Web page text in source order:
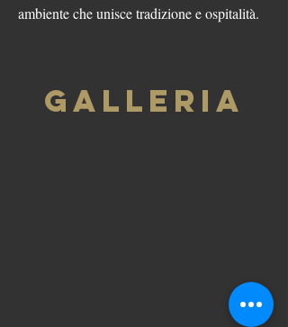
ambiente che unisce tradizione e ospitalità.
GALLEria